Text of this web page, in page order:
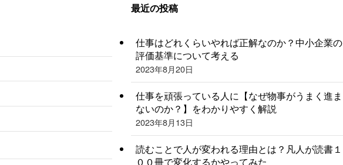
最近の投稿
仕事はどれくらいやれば正解なのか？中小企業の
評価基準について考える
2023年8月20日
仕事を頑張っている人に【なぜ物事がうまく進ま
ないのか？】をわかりやすく解説
2023年8月13日
読むことで人が変われる理由とは？凡人が読書１
００冊で変化するかやってみた